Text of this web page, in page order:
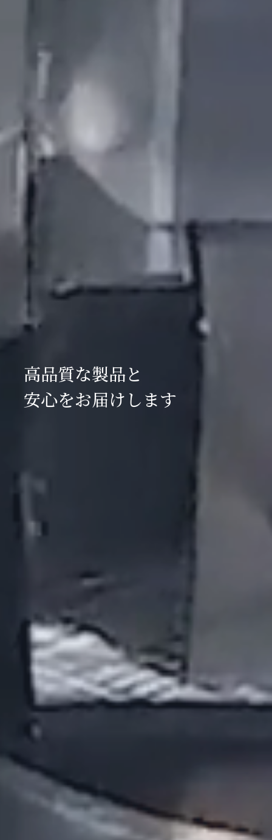
高品質な製品と
安心をお届けします